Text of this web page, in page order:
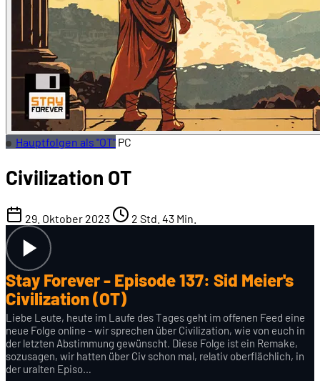
Hauptfolgen als "OT" PC
Civilization OT
29. Oktober 2023 2 Std. 43 Min.
Stay Forever - Episode 137: Sid Meier's
Civilization (OT)
Liebe Leute, heute im Laufe des Tages geht im offenen Feed eine
neue Folge online - wir sprechen über Civilization, wie von euch in
der letzten Abstimmung gewünscht. Diese Folge ist ein Remake,
sozusagen, wir hatten über Civ schon mal, relativ oberflächlich, in
der uralten Episo…